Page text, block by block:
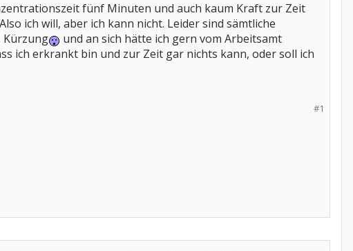
fünf Minuten und auch kaum Kraft zur Zeit
ich will, aber ich kann nicht. Leider sind sämtliche
Kürzung
und an sich hätte ich gern vom Arbeitsamt
ich erkrankt bin und zur Zeit gar nichts kann, oder soll ich
#1